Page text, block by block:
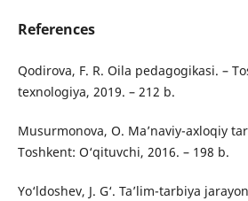
References
Qodirova, F. R. Oila pedagogikasi. –
texnologiya, 2019. – 212 b.
Musurmonova, O. Ma’naviy-axloqiy
Toshkent: O‘qituvchi, 2016. – 198 b.
Yo‘ldoshev, J. G‘. Ta’lim-tarbiya